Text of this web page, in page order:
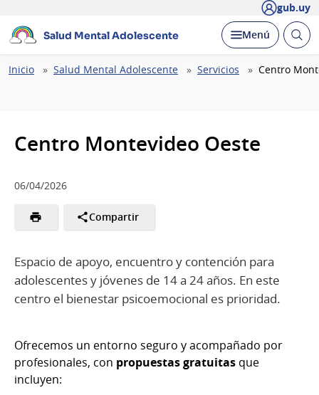
gub.uy
Salud Mental Adolescente Desplegar
Menú Abrir
Ruta
Inicio Salud Mental Adolescente Servicios Centro
Centro Montevideo Oeste
06/04/2026
Compartir
Espacio de apoyo, encuentro y contención para
adolescentes y jóvenes de 14 a 24 años. En este
centro el bienestar psicoemocional es prioridad.
Ofrecemos un entorno seguro y acompañado por
profesionales, con propuestas gratuitas que
incluyen: